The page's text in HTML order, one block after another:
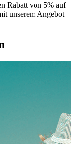
Rabatt von 5% auf
unserem Angebot